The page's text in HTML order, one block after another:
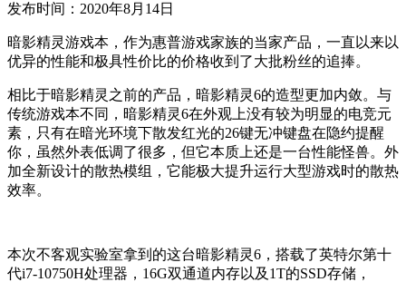
发布时间：2020年8月14日
暗影精灵游戏本，作为惠普游戏家族的当家产品，一直以来以
优异的性能和极具性价比的价格收到了大批粉丝的追捧。
相比于暗影精灵之前的产品，暗影精灵6的造型更加内敛。与
传统游戏本不同，暗影精灵6在外观上没有较为明显的电竞元
素，只有在暗光环境下散发红光的26键无冲键盘在隐约提醒
你，虽然外表低调了很多，但它本质上还是一台性能怪兽。外
加全新设计的散热模组，它能极大提升运行大型游戏时的散热
效率。
本次不客观实验室拿到的这台暗影精灵6，搭载了英特尔第十
代i7-10750H处理器，16G双通道内存以及1T的SSD存储，